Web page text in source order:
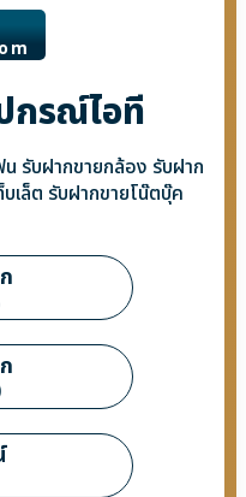
กรณ์ไอที
รับฝากขายกล้อง รับฝาก
เล็ต รับฝากขายโน๊ตบุ๊ค